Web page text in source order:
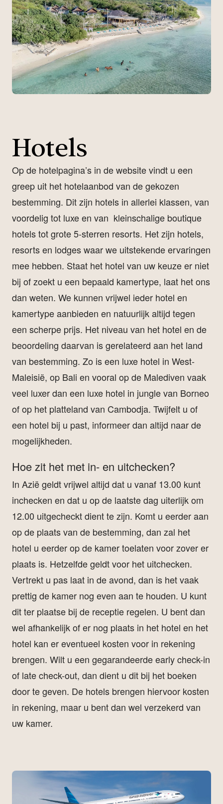
Hotels
Op de hotelpagina’s in de website vindt u een
greep uit het hotelaanbod van de gekozen
bestemming. Dit zijn hotels in allerlei klassen, van
voordelig tot luxe en van kleinschalige boutique
hotels tot grote 5-sterren resorts. Het zijn hotels,
resorts en lodges waar we uitstekende ervaringen
mee hebben. Staat het hotel van uw keuze er niet
bij of zoekt u een bepaald kamertype, laat het ons
dan weten. We kunnen vrijwel ieder hotel en
kamertype aanbieden en natuurlijk altijd tegen
een scherpe prijs. Het niveau van het hotel en de
beoordeling daarvan is gerelateerd aan het land
van bestemming. Zo is een luxe hotel in West-
Maleisië, op Bali en vooral op de Malediven vaak
veel luxer dan een luxe hotel in jungle van Borneo
of op het platteland van Cambodja. Twijfelt u of
een hotel bij u past, informeer dan altijd naar de
mogelijkheden.
Hoe zit het met in- en uitchecken?
In Azië geldt vrijwel altijd dat u vanaf 13.00 kunt
inchecken en dat u op de laatste dag uiterlijk om
12.00 uitgecheckt dient te zijn. Komt u eerder aan
op de plaats van de bestemming, dan zal het
hotel u eerder op de kamer toelaten voor zover er
plaats is. Hetzelfde geldt voor het uitchecken.
Vertrekt u pas laat in de avond, dan is het vaak
prettig de kamer nog even aan te houden. U kunt
dit ter plaatse bij de receptie regelen. U bent dan
wel afhankelijk of er nog plaats in het hotel en het
hotel kan er eventueel kosten voor in rekening
brengen. Wilt u een gegarandeerde early check-in
of late check-out, dan dient u dit bij het boeken
door te geven. De hotels brengen hiervoor kosten
in rekening, maar u bent dan wel verzekerd van
uw kamer.